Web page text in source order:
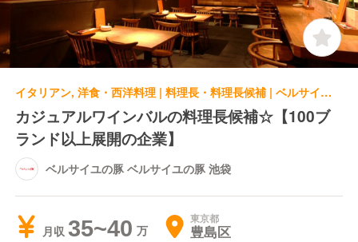
イタリアン, 洋食・西洋料理 | 料理長・料理長候補 | ベルサイユの豚 ベルサイユの豚 池袋
カジュアルワインバルの料理長候補☆【100ブ
ランド以上展開の企業】
ベルサイユの豚 ベルサイユの豚 池袋
月収 35~40 東京都
豊島区